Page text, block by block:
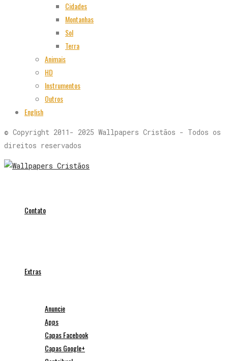
Cidades
Montanhas
Sol
Terra
Animais
HD
Instrumentos
Outros
English
© Copyright 2011- 2025 Wallpapers Cristãos - Todos os
direitos reservados
Contato
Extras
Anuncie
Apps
Capas Facebook
Capas Google+